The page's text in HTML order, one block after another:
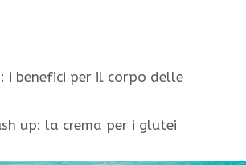
i benefici per il corpo delle
up: la crema per i glutei